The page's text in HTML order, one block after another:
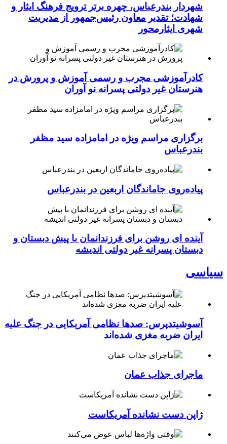
شهردار بندرعباس، چهره برتر ترویج فرهنگ ایثار و
شهادت؛ تقدیر معاون رئیس‌جمهور از مدیریت
شهری ایثارمحور
کادرآموزشی مجرب و رسمی آموزش و پرورش در
هنرستان غیر دولتی پسرانه نو آوران
برگزاری مراسم ویژه در امامزاده سید مظفر
بندرعباس
پیاده‌روی جاماندگان اربعین در بندرعباس
آینده ای روشن برای فرزندانمان با پیش دبستان و
دبستان پسرانه غیر دولتی اندیشه
سیاسی
آسوشیتدپرس: صدها نظامی آمریکایی در جنگ علیه
ایران ضربه مغزی شده‌اند
ماجرای جذاب عمان
ژاپن دست نشانده آمریکاست